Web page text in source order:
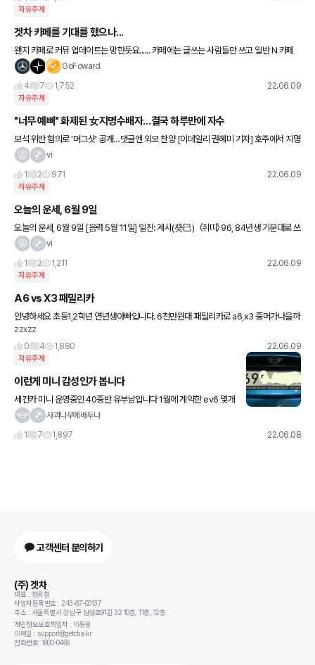
자유주제
겟차 카페를 기대를 했으나...
왠지 카페로 커뮤 업데이트는 망한듯요...... 카페에는 글쓰는 사람들만 쓰고 일반 N 카페
같이 소통이 되는거 같지는 않고... 전체 게시판에 글을 쓰지 않으면 반응이 없으니 카페 보
GoFoward
4
7 1,752 22.06.09
자유주제
"너무 예뻐" 화제된 女지명수배자…결국 하루만에 자수
보석 위반 혐의로 '머그샷' 공개…댓글엔 외모 찬양 [이데일리 권혜미 기자] 호주에서 지명
수배된 여성이 얼굴 공개로 사회관계망서비스(SNS)에서 화제를 모으자 하루 만에 경찰
vi
1
2 971 22.06.09
자유주제
오늘의 운세, 6월 9일
오늘의 운세, 6월 9일 [음력 5월 11일] 일진: 계사(癸巳) 〈쥐띠〉 96, 84년생 기분대로 쓰
다가는 지출만 커진다. 72년생 어리석은 일을 했다는 후회를 남기는 일을 할 수 있다.
vi
1
2 1,211 22.06.09
자유주제
A6 vs X3 패밀리카
안녕하세요 초등1,2학년 연년생아빠입니다. 6천만원대 패밀리카로 a6,x3 중머가나을까
요? 현재중형세단인데 1년에10번정도?짐 뒷좌석에우겨넣고 캠핑다닙니다ㅎ
zzxzz
0
4 1,880 22.06.09
자유주제
이런게 미니 감성인가 봅니다
세컨카 미니 운영중인 40중반 유부남입니다 1월에 계약한 ev6 몇개
월후?? 나올거 같아 미니 처분할려고 준비중인데… 오늘 친구들과 술
사과나무에배두나
1
7 1,897 22.06.08
고객센터 문의하기
(주) 겟차
대표 : 정유철
사업자등록번호 : 243-87-00137
주소 : 서울특별시 강남구 삼성로91길 32 10층, 11층, 12층
개인정보보호책임자 : 이동용
이메일 : support@getcha.kr
전화번호: 1800-0456